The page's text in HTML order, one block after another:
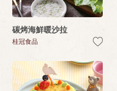
碳烤海鮮暖沙拉
桂冠食品